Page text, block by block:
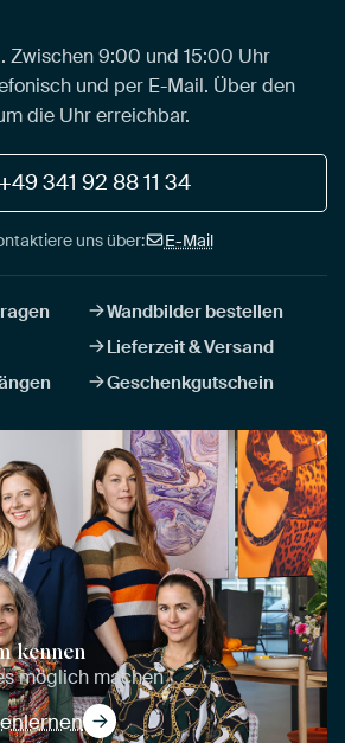
Zwischen 9:00 und 15:00 Uhr
und per E-Mail. Über den
die Uhr erreichbar.
+49 341 92 88 11 34
uns über: E-Mail
Wandbilder bestellen
Lieferzeit & Versand
Geschenkgutschein
kennen
möglich machen